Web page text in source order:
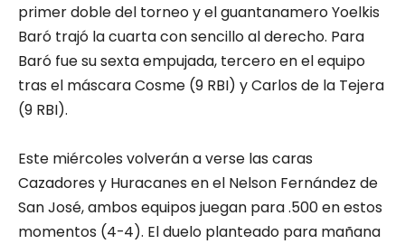
primer doble del torneo y el guantanamero Yoelkis
Baró trajó la cuarta con sencillo al derecho. Para
Baró fue su sexta empujada, tercero en el equipo
tras el máscara Cosme (9 RBI) y Carlos de la Tejera
(9 RBI).
Este miércoles volverán a verse las caras
Cazadores y Huracanes en el Nelson Fernández de
San José, ambos equipos juegan para .500 en estos
momentos (4-4). El duelo planteado para mañana